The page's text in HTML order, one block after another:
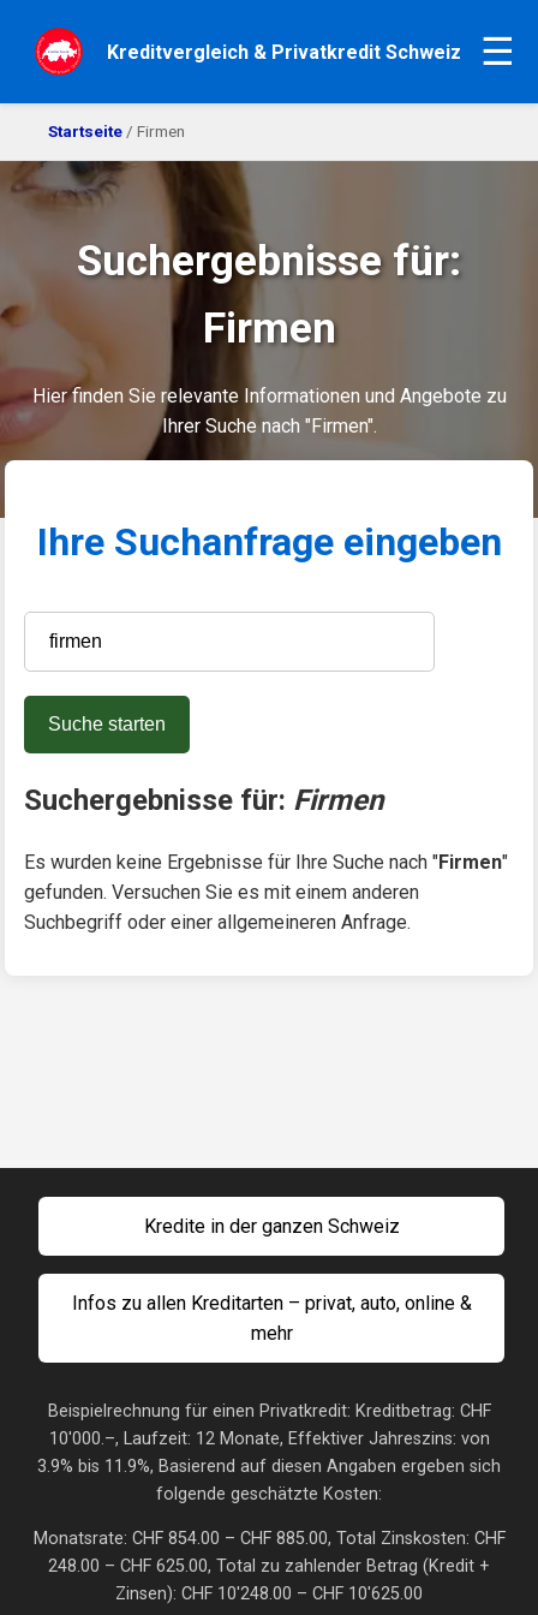
Kreditvergleich & Privatkredit Schweiz ☰
Startseite / Firmen
Suchergebnisse für:
Firmen
Hier finden Sie relevante Informationen und Angebote zu
Ihrer Suche nach "Firmen".
Ihre Suchanfrage eingeben
Suche starten
Suchergebnisse für: Firmen
Es wurden keine Ergebnisse für Ihre Suche nach "Firmen"
gefunden. Versuchen Sie es mit einem anderen
Suchbegriff oder einer allgemeineren Anfrage.
Kredite in der ganzen Schweiz
Infos zu allen Kreditarten – privat, auto, online &
mehr
Beispielrechnung für einen Privatkredit: Kreditbetrag: CHF
10'000.–, Laufzeit: 12 Monate, Effektiver Jahreszins: von
3.9% bis 11.9%, Basierend auf diesen Angaben ergeben sich
folgende geschätzte Kosten:
Monatsrate: CHF 854.00 – CHF 885.00, Total Zinskosten: CHF
248.00 – CHF 625.00, Total zu zahlender Betrag (Kredit +
Zinsen): CHF 10'248.00 – CHF 10'625.00